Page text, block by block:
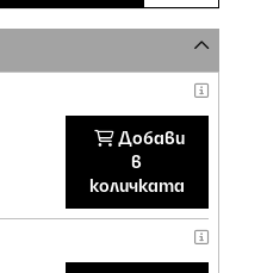
Добави
в
количката